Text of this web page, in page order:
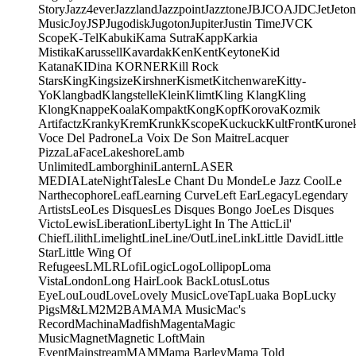
StoryJazz4everJazzlandJazzpointJazztoneJBJCOAJDCJetJeton
MusicJoyJSPJugodiskJugotonJupiterJustin TimeJVCK
ScopeK-TelKabukiKama SutraKappKarkia
MistikaKarussellKavardakKenKentKeytoneKid
KatanaKIDina KORNERKill Rock
StarsKingKingsizeKirshnerKismetKitchenwareKitty-
YoKlangbadKlangstelleKleinKlimtKling KlangKling
KlongKnappeKoalaKompaktKongKopfKorovaKozmik
ArtifactzKrankyKremKrunkKscopeKuckuckKultFront
Voce Del PadroneLa Voix De Son MaitreLacquer
PizzaLaFaceLakeshoreLamb
UnlimitedLamborghiniLanternLASER
MEDIALateNightTalesLe Chant Du MondeLe Jazz CoolLe
NarthecophoreLeafLearning CurveLeft EarLegacyLegendary
ArtistsLeoLes DisquesLes Disques Bongo JoeLes Disques
VictoLewisLiberationLibertyLight In The AtticLil'
ChiefLilithLimelightLineLine/OutLineLinkLittle DavidLittle
StarLittle Wing Of
RefugeesLMLRLofiLogicLogoLollipopLoma
VistaLondonLong HairLook BackLotusLotus
EyeLouLoudLoveLovely MusicLoveTapLuaka BopLucky
PigsM&LM2M2BAMAMA MusicMac's
RecordMachinaMadfishMagentaMagic
MusicMagnetMagnetic LoftMain
EventMainstreamMAMMama BarleyMama Told